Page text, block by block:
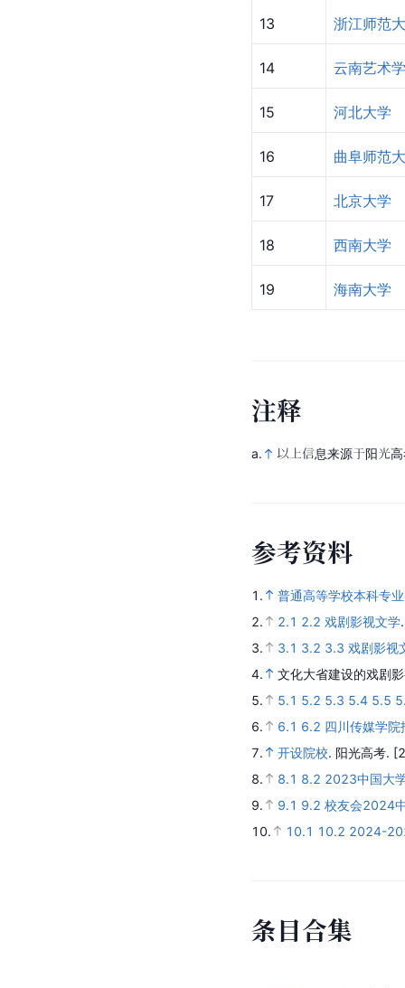
13 浙江师范
14 云南艺术
15 河北大学
16 曲阜师范
17 北京大学
18 西南大学
19 海南大学
注释
a. 以上信息来源于阳光
参考资料
1.
普通高等学校本科专
2.
2.1 2.2 戏剧影视文学
3.
3.1 3.2 3.3 戏剧影视
4.
文化大省建设的戏剧
5.
5.1 5.2 5.3 5.4 5.5
6.
6.1 6.2 四川传媒学院
7.
开设院校. 阳光高考.
8.
8.1 8.2 2023中国大
9.
9.1 9.2 校友会2024
10.
10.1 10.2 2024-
条目合集